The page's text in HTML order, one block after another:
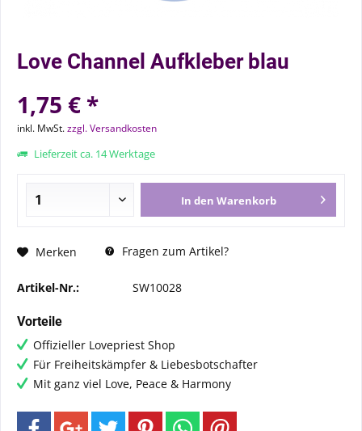
Love Channel Aufkleber blau
1,75 € *
inkl. MwSt.zzgl. Versandkosten
Lieferzeit ca. 14 Werktage
In den Warenkorb
Merken Fragen zum Artikel?
Artikel-Nr.: SW10028
Vorteile
Offizieller Lovepriest Shop
Für Freiheitskämpfer & Liebesbotschafter
Mit ganz viel Love, Peace & Harmony